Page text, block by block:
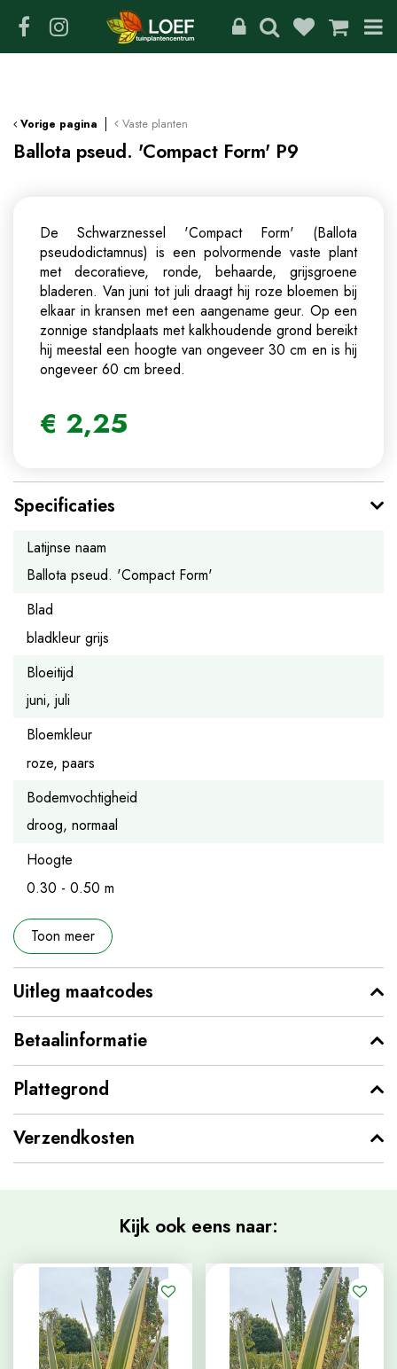
Vorige pagina Vaste planten
Ballota pseud. 'Compact Form' P9
De Schwarznessel 'Compact Form' (Ballota
pseudodictamnus) is een polvormende vaste plant
met decoratieve, ronde, behaarde, grijsgroene
bladeren. Van juni tot juli draagt hij roze bloemen bij
elkaar in kransen met een aangename geur. Op een
zonnige standplaats met kalkhoudende grond bereikt
hij meestal een hoogte van ongeveer 30 cm en is hij
ongeveer 60 cm breed.
€ 2,25
Specificaties
Latijnse naam
Ballota pseud. 'Compact Form'
Blad
bladkleur grijs
Bloeitijd
juni, juli
Bloemkleur
roze, paars
Bodemvochtigheid
droog, normaal
Hoogte
0.30 - 0.50 m
Toon meer
Uitleg maatcodes
Betaalinformatie
Plattegrond
Verzendkosten
Kijk ook eens naar: